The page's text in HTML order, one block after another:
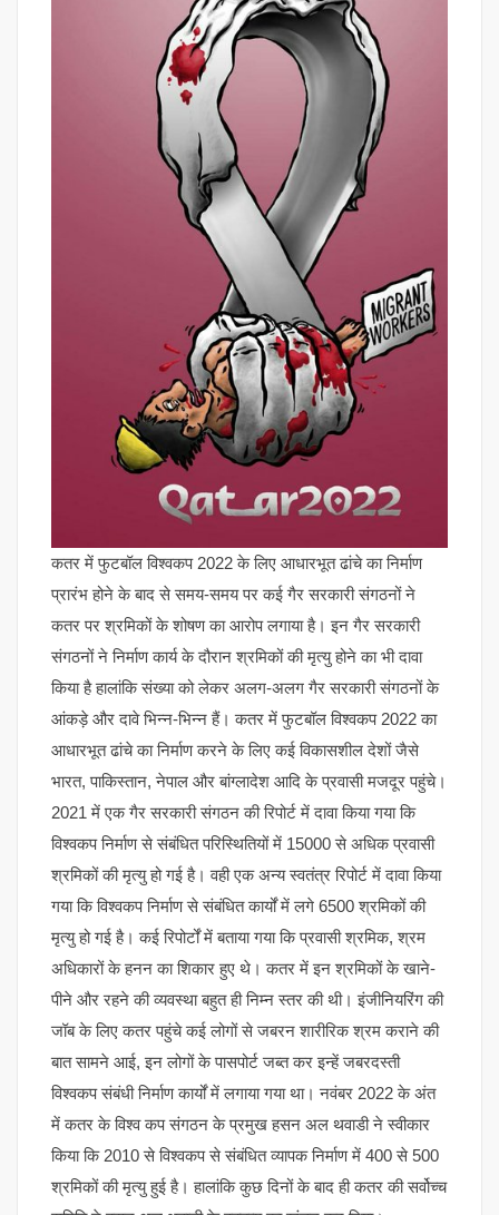
कतर में फुटबॉल विश्वकप 2022 के लिए आधारभूत ढांचे का निर्माण
प्रारंभ होने के बाद से समय-समय पर कई गैर सरकारी संगठनों ने
कतर पर श्रमिकों के शोषण का आरोप लगाया है। इन गैर सरकारी
संगठनों ने निर्माण कार्य के दौरान श्रमिकों की मृत्यु होने का भी दावा
किया है हालांकि संख्या को लेकर अलग-अलग गैर सरकारी संगठनों के
आंकड़े और दावे भिन्न-भिन्न हैं। कतर में फुटबॉल विश्वकप 2022 का
आधारभूत ढांचे का निर्माण करने के लिए कई विकासशील देशों जैसे
भारत, पाकिस्तान, नेपाल और बांग्लादेश आदि के प्रवासी मजदूर पहुंचे।
2021 में एक गैर सरकारी संगठन की रिपोर्ट में दावा किया गया कि
विश्वकप निर्माण से संबंधित परिस्थितियों में 15000 से अधिक प्रवासी
श्रमिकों की मृत्यु हो गई है। वही एक अन्य स्वतंत्र रिपोर्ट में दावा किया
गया कि विश्वकप निर्माण से संबंधित कार्यों में लगे 6500 श्रमिकों की
मृत्यु हो गई है। कई रिपोर्टों में बताया गया कि प्रवासी श्रमिक, श्रम
अधिकारों के हनन का शिकार हुए थे। कतर में इन श्रमिकों के खाने-
पीने और रहने की व्यवस्था बहुत ही निम्न स्तर की थी। इंजीनियरिंग की
जॉब के लिए कतर पहुंचे कई लोगों से जबरन शारीरिक श्रम कराने की
बात सामने आई, इन लोगों के पासपोर्ट जब्त कर इन्हें जबरदस्ती
विश्वकप संबंधी निर्माण कार्यों में लगाया गया था। नवंबर 2022 के अंत
में कतर के विश्व कप संगठन के प्रमुख हसन अल थवाडी ने स्वीकार
किया कि 2010 से विश्वकप से संबंधित व्यापक निर्माण में 400 से 500
श्रमिकों की मृत्यु हुई है। हालांकि कुछ दिनों के बाद ही कतर की सर्वोच्च